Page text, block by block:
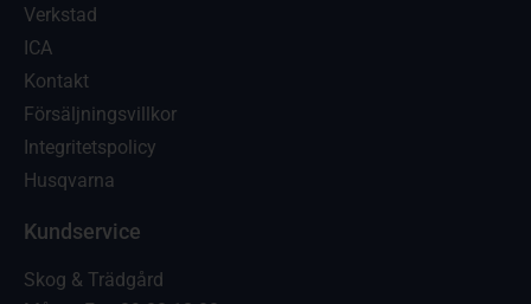
Verkstad
ICA
Kontakt
Försäljningsvillkor
Integritetspolicy
Husqvarna
Kundservice
Skog & Trädgård